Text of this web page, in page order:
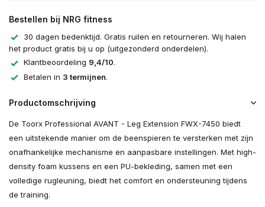
Bestellen bij NRG fitness
30 dagen bedenktijd. Gratis ruilen en retourneren. Wij halen
het product gratis bij u op (uitgezonderd onderdelen).
Klantbeoordeling 9,4/10.
Betalen in 3 termijnen.
Productomschrijving
De Toorx Professional AVANT - Leg Extension FWX-7450 biedt
een uitstekende manier om de beenspieren te versterken met zijn
onafhankelijke mechanisme en aanpasbare instellingen. Met high-
density foam kussens en een PU-bekleding, samen met een
volledige rugleuning, biedt het comfort en ondersteuning tijdens
de training.